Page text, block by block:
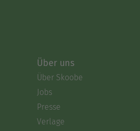
Über uns
Über Skoobe
Jobs
Presse
Verlage